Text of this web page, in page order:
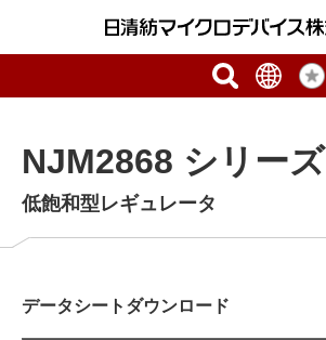
NJM2868 シリーズ
低飽和型レギュレータ
データシートダウンロード